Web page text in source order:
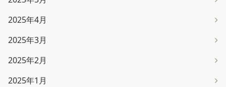
2025年4月
2025年3月
2025年2月
2025年1月